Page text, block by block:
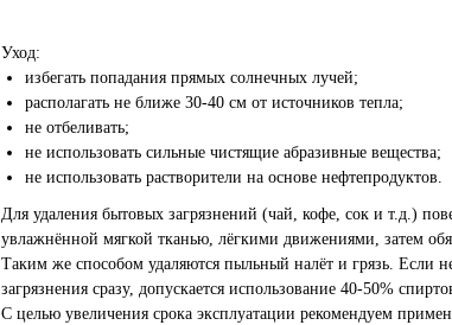
Уход:
избегать попадания прямых солнечных лучей;
располагать не ближе 30-40 см от источников тепла;
не отбеливать;
не использовать сильные чистящие абразивные вещества;
не использовать растворители на основе нефтепродуктов.
Для удаления бытовых загрязнений (чай, кофе, сок и т.д.)
увлажнённой мягкой тканью, лёгкими движениями, затем
Таким же способом удаляются пыльный налёт и грязь. Если не
загрязнения сразу, допускается использование 40-50%
С целью увеличения срока эксплуатации рекомендуем